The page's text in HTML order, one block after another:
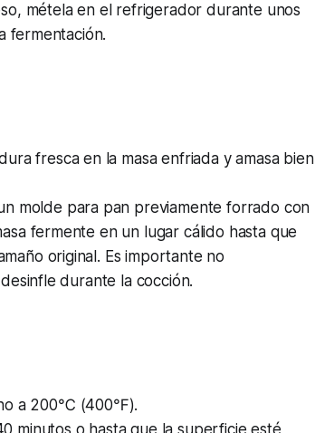
métela en el refrigerador durante unos
fermentación.
fresca en la masa enfriada y amasa bien
molde para pan previamente forrado con
fermente en un lugar cálido hasta que
original. Es importante no
durante la cocción.
a 200℃ (400℉).
minutos o hasta que la superficie esté